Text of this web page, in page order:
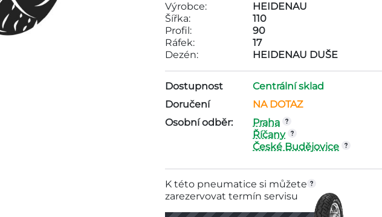
Výrobce:
HEIDENAU
Šířka:
110
Profil:
90
Ráfek:
17
Dezén:
HEIDENAU DUŠE
Dostupnost
Centrální sklad
Doručení
NA DOTAZ
Osobní odběr:
Praha
Říčany
České Budějovice
K této pneumatice si můžete
zarezervovat termín servisu